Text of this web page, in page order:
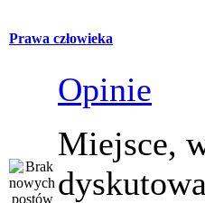
Prawa człowieka
Opinie
Miejsce,